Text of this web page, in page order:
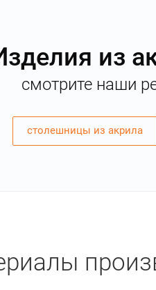
из
смотрите наши
столешницы из акрила